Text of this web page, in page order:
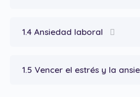
1.4 Ansiedad laboral
1.5 Vencer el estrés y la